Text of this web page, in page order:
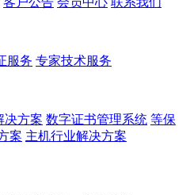
服务 专家技术服务
决方案 数字证书管理系统 等保
案 主机行业解决方案